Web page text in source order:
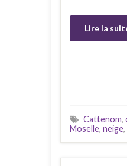
Lire la
Cattenom,
Moselle, neige,